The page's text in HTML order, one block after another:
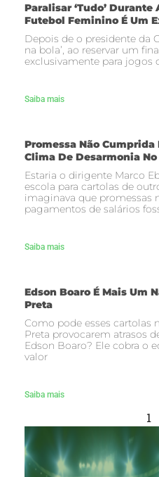
Paralisar ‘tudo’ Durante
Futebol Feminino É Um
Depois de o presidente da
na bola’, ao reservar um
exclusivamente para jogos
Saiba mais
Promessa Não
Clima De Desarmonia
Estaria o dirigente Marco
escola para cartolas de
imaginava que promessas
pagamentos de salários
Saiba mais
Edson Boaro É Mais Um
Preta
Como pode esses cartolas
Preta provocarem atrasos
Edson Boaro? Ele cobra o
valor
Saiba mais
1